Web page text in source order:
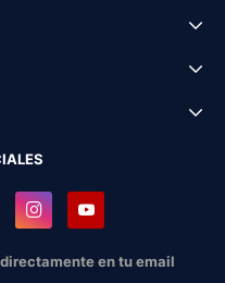
en tu email